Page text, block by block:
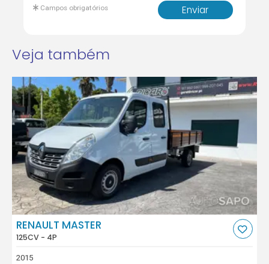
Enviar
Campos obrigatórios
Veja também
RENAULT MASTER
125CV - 4P
2015